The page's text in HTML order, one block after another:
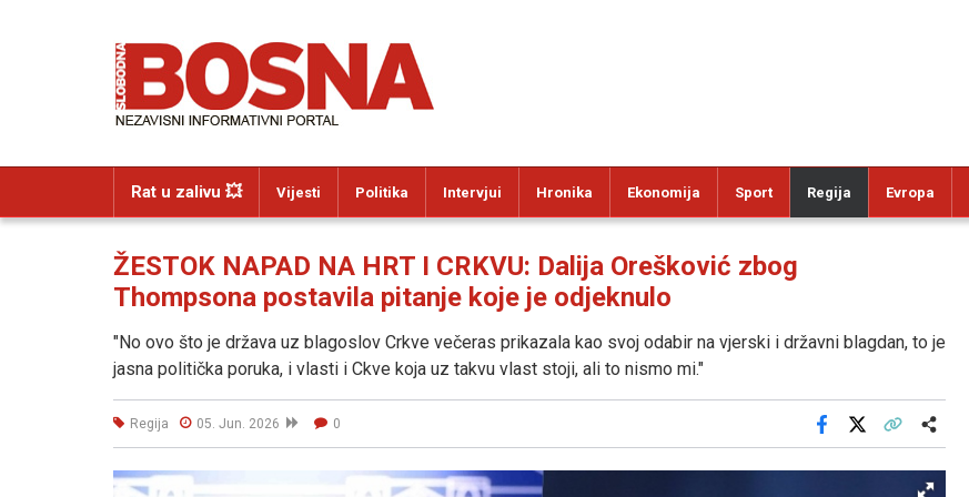
Rat u zalivu 💥 Vijesti Politika Intervjui Hronika Ekonomija Sport Regija Evropa
ŽESTOK NAPAD NA HRT I CRKVU: Dalija Orešković zbog
Thompsona postavila pitanje koje je odjeknulo
"No ovo što je država uz blagoslov Crkve večeras prikazala kao svoj odabir na vjerski i državni blagdan, to je
jasna politička poruka, i vlasti i Ckve koja uz takvu vlast stoji, ali to nismo mi."
Regija 05. Jun. 2026 0
Facebook